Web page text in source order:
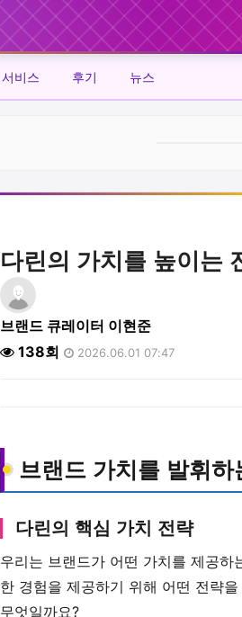
서비스 후기 뉴스
다린의 가치를 높이는
브랜드 큐레이터 이현준
138회
2026.06.01 07:47
브랜드 가치를 발휘
다린의 핵심 가치 전략
우리는 브랜드가 어떤 가치를 제공하
한 경험을 제공하기 위해 어떤 전략
무엇일까요?